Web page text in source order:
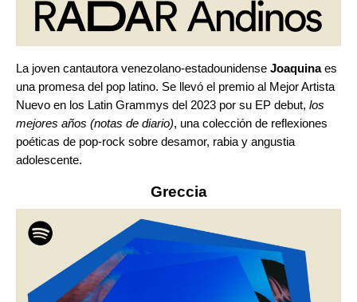
La joven cantautora venezolano-estadounidense Joaquinaes
una promesa del pop latino. Se llevó el premio al Mejor Artista
Nuevo en los Latin Grammys del 2023 por su EP debut, los
mejores años (notas de diario), una colección de reflexiones
poéticas de pop-rock sobre desamor, rabia y angustia
adolescente.
Greccia